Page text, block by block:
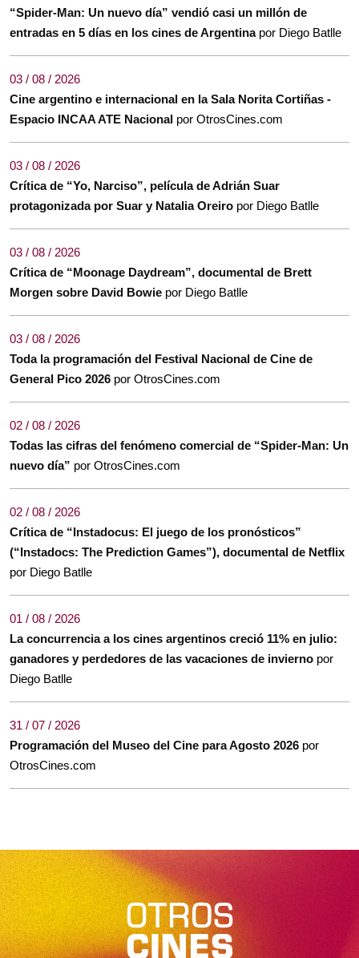
“Spider-Man: Un nuevo día” vendió casi un millón de
entradas en 5 días en los cines de Argentina por Diego Batlle
03 / 08 / 2026
Cine argentino e internacional en la Sala Norita Cortiñas -
Espacio INCAA ATE Nacional por OtrosCines.com
03 / 08 / 2026
Crítica de “Yo, Narciso”, película de Adrián Suar
protagonizada por Suar y Natalia Oreiro por Diego Batlle
03 / 08 / 2026
Crítica de “Moonage Daydream”, documental de Brett
Morgen sobre David Bowie por Diego Batlle
03 / 08 / 2026
Toda la programación del Festival Nacional de Cine de
General Pico 2026 por OtrosCines.com
02 / 08 / 2026
Todas las cifras del fenómeno comercial de “Spider-Man: Un
nuevo día” por OtrosCines.com
02 / 08 / 2026
Crítica de “Instadocus: El juego de los pronósticos”
(“Instadocs: The Prediction Games”), documental de Netflix
por Diego Batlle
01 / 08 / 2026
La concurrencia a los cines argentinos creció 11% en julio:
ganadores y perdedores de las vacaciones de invierno por
Diego Batlle
31 / 07 / 2026
Programación del Museo del Cine para Agosto 2026 por
OtrosCines.com